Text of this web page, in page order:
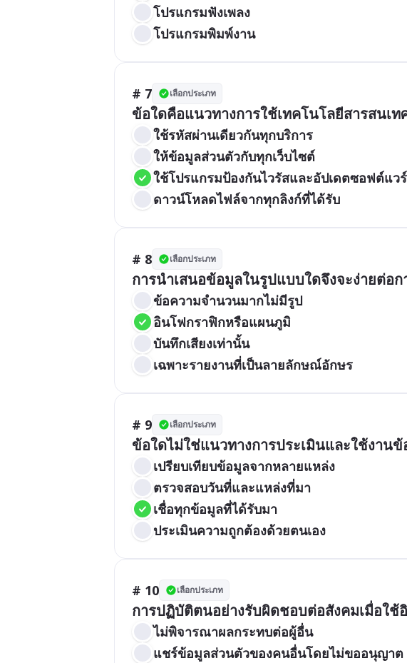
โปรแกรมฟังเพลง
โปรแกรมพิมพ์งาน
# 7 เลือกประเภท
ข้อใดคือแนวทางการใช้เทคโนโลยีสารสนเท
ใช้รหัสผ่านเดียวกันทุกบริการ
ให้ข้อมูลส่วนตัวกับทุกเว็บไซต์
ใช้โปรแกรมป้องกันไวรัสและอัปเดตซอฟต์แวร์
ดาวน์โหลดไฟล์จากทุกลิงก์ที่ได้รับ
# 8 เลือกประเภท
การนำเสนอข้อมูลในรูปแบบใดจึงจะง่ายต่อก
ข้อความจำนวนมากไม่มีรูป
อินโฟกราฟิกหรือแผนภูมิ
บันทึกเสียงเท่านั้น
เฉพาะรายงานที่เป็นลายลักษณ์อักษร
# 9 เลือกประเภท
ข้อใดไม่ใช่แนวทางการประเมินและใช้งานข้
เปรียบเทียบข้อมูลจากหลายแหล่ง
ตรวจสอบวันที่และแหล่งที่มา
เชื่อทุกข้อมูลที่ได้รับมา
ประเมินความถูกต้องด้วยตนเอง
# 10 เลือกประเภท
การปฏิบัติตนอย่างรับผิดชอบต่อสังคมเมื่อใช้
ไม่พิจารณาผลกระทบต่อผู้อื่น
แชร์ข้อมูลส่วนตัวของคนอื่นโดยไม่ขออนุญาต